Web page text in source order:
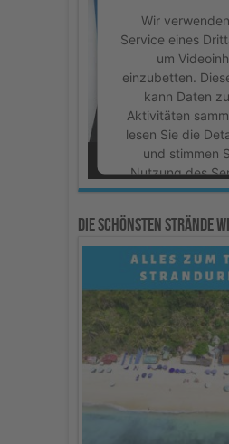
Wir
Service eines
um
einzubetten.
kann Daten
Aktivitäten
lesen Sie die
und stimmen
Nutzung des
um dieses
Mehr
Akzeptieren
powered by
Consent
Platform
Die schönsten Strände